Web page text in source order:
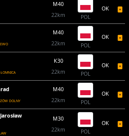
M40
22km
POL
OK
M40
22km
POL
OK
ŁOMNICA
K30
22km
POL
OK
DOLNY
M40
22km
POL
OK
M30
22km
POL
OK